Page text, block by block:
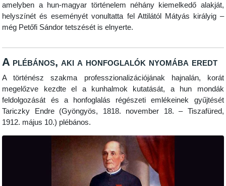
amelyben a hun-magyar történelem néhány kiemelkedő alakját,
helyszínét és eseményét vonultatta fel Attilától Mátyás királyig –
még Petőfi Sándor tetszését is elnyerte.
A plébános, aki a honfoglalók nyomába eredt
A történész szakma professzionalizációjának hajnalán, korát
megelőzve kezdte el a kunhalmok kutatását, a hun mondák
feldolgozását és a honfoglalás régészeti emlékeinek gyűjtését
Tariczky Endre (Gyöngyös, 1818. november 18. – Tiszafüred,
1912. május 10.) plébános.